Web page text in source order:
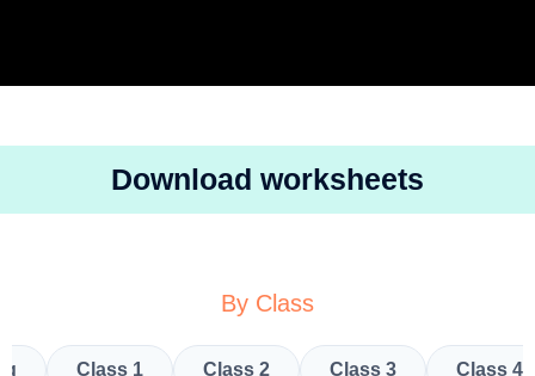
Download worksheets
By Class
Class 1 Class 2 Class 3 Class 4